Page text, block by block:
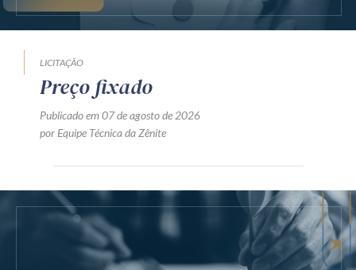
LICITAÇÃO
Preço fixado
Publicado em 07 de agosto de 2026
por Equipe Técnica da Zênite